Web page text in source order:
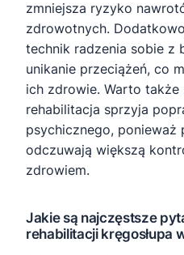
zmniejsza ryzyko
zdrowotnych.
technik radzenia sobie z
unikanie przeciążeń, co
ich zdrowie. Warto także
rehabilitacja sprzyja
psychicznego, ponieważ
odczuwają większą
zdrowiem.
Jakie są najczęstsze
rehabilitacji kręgosłupa